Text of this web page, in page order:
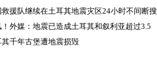
指示
救援队继续在土耳其地震灾区24小时不间断搜
！外媒：地震已造成土耳其和叙利亚超过3.5
死亡
其千年古堡遭地震损毁